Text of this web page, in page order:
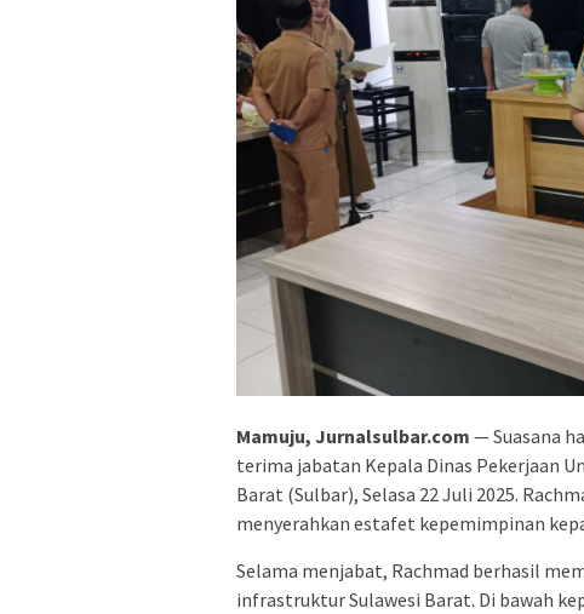
Mamuju, Jurnalsulbar.com — Suasana
terima jabatan Kepala Dinas Pekerjaan
Barat (Sulbar), Selasa 22 Juli 2025.
menyerahkan estafet kepemimpinan
Selama menjabat, Rachmad berhasil
infrastruktur Sulawesi Barat. Di bawah